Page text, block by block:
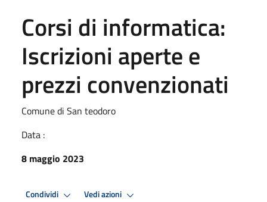
Corsi di informatica:
Iscrizioni aperte e
prezzi convenzionati
Comune di San teodoro
Data :
8 maggio 2023
Condividi Vedi azioni